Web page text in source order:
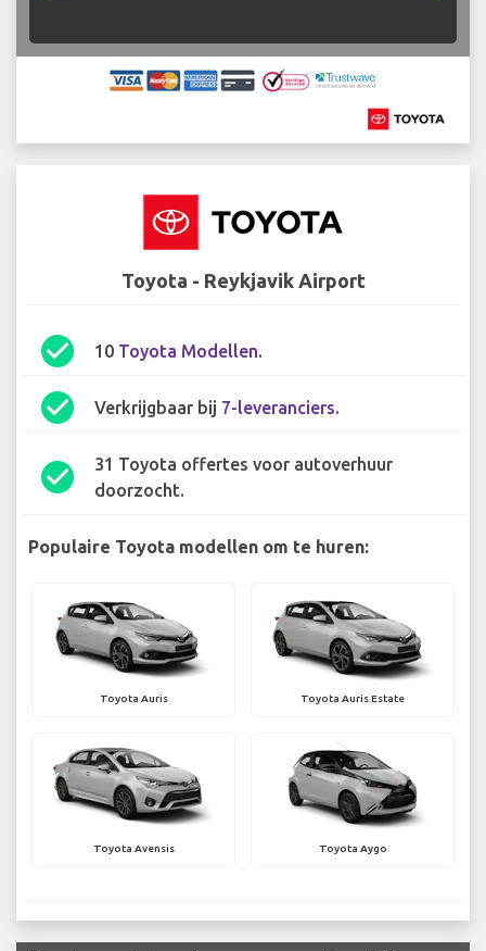
Toyota - Reykjavik Airport
check_circle 10 Toyota Modellen.
check_circle Verkrijgbaar bij 7-leveranciers.
check_circle
31 Toyota offertes voor autoverhuur
doorzocht.
Populaire Toyota modellen om te huren:
Toyota Auris Toyota Auris Estate
Toyota Avensis Toyota Aygo